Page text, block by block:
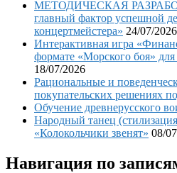
МЕТОДИЧЕСКАЯ
главный фактор успешной
концертмейстера» 24/07/2026
Интерактивная игра
формате «Морского боя»
18/07/2026
Рациональные и
покупательских решениях
Обучение древнерусского
Народный танец
«Колокольчики звенят» 08/
Навигация по